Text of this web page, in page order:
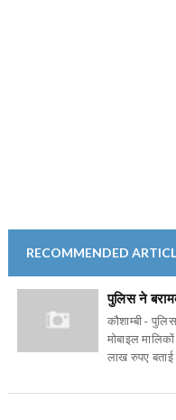
RECOMMENDED
पुलिस ने
कौशाम्बी -
मोबाइल
लाख रुपए बताई